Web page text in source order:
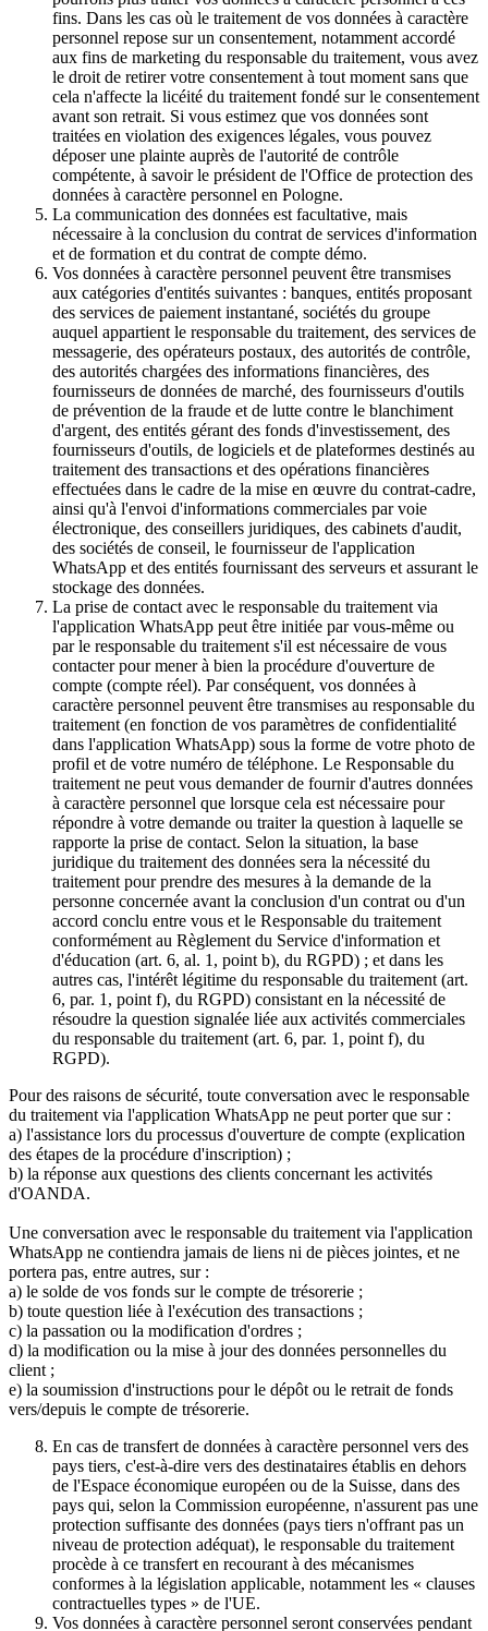
fins. Dans les cas où le traitement de vos données à caractère
personnel repose sur un consentement, notamment accordé
aux fins de marketing du responsable du traitement, vous avez
le droit de retirer votre consentement à tout moment sans que
cela n'affecte la licéité du traitement fondé sur le consentement
avant son retrait. Si vous estimez que vos données sont
traitées en violation des exigences légales, vous pouvez
déposer une plainte auprès de l'autorité de contrôle
compétente, à savoir le président de l'Office de protection des
données à caractère personnel en Pologne.
La communication des données est facultative, mais
nécessaire à la conclusion du contrat de services d'information
et de formation et du contrat de compte démo.
Vos données à caractère personnel peuvent être transmises
aux catégories d'entités suivantes : banques, entités proposant
des services de paiement instantané, sociétés du groupe
auquel appartient le responsable du traitement, des services de
messagerie, des opérateurs postaux, des autorités de contrôle,
des autorités chargées des informations financières, des
fournisseurs de données de marché, des fournisseurs d'outils
de prévention de la fraude et de lutte contre le blanchiment
d'argent, des entités gérant des fonds d'investissement, des
fournisseurs d'outils, de logiciels et de plateformes destinés au
traitement des transactions et des opérations financières
effectuées dans le cadre de la mise en œuvre du contrat-cadre,
ainsi qu'à l'envoi d'informations commerciales par voie
électronique, des conseillers juridiques, des cabinets d'audit,
des sociétés de conseil, le fournisseur de l'application
WhatsApp et des entités fournissant des serveurs et assurant le
stockage des données.
La prise de contact avec le responsable du traitement via
l'application WhatsApp peut être initiée par vous-même ou
par le responsable du traitement s'il est nécessaire de vous
contacter pour mener à bien la procédure d'ouverture de
compte (compte réel). Par conséquent, vos données à
caractère personnel peuvent être transmises au responsable du
traitement (en fonction de vos paramètres de confidentialité
dans l'application WhatsApp) sous la forme de votre photo de
profil et de votre numéro de téléphone. Le Responsable du
traitement ne peut vous demander de fournir d'autres données
à caractère personnel que lorsque cela est nécessaire pour
répondre à votre demande ou traiter la question à laquelle se
rapporte la prise de contact. Selon la situation, la base
juridique du traitement des données sera la nécessité du
traitement pour prendre des mesures à la demande de la
personne concernée avant la conclusion d'un contrat ou d'un
accord conclu entre vous et le Responsable du traitement
conformément au Règlement du Service d'information et
d'éducation (art. 6, al. 1, point b), du RGPD) ; et dans les
autres cas, l'intérêt légitime du responsable du traitement (art.
6, par. 1, point f), du RGPD) consistant en la nécessité de
résoudre la question signalée liée aux activités commerciales
du responsable du traitement (art. 6, par. 1, point f), du
RGPD).
Pour des raisons de sécurité, toute conversation avec le responsable
du traitement via l'application WhatsApp ne peut porter que sur :
a) l'assistance lors du processus d'ouverture de compte (explication
des étapes de la procédure d'inscription) ;
b) la réponse aux questions des clients concernant les activités
d'OANDA.
Une conversation avec le responsable du traitement via l'application
WhatsApp ne contiendra jamais de liens ni de pièces jointes, et ne
portera pas, entre autres, sur :
a) le solde de vos fonds sur le compte de trésorerie ;
b) toute question liée à l'exécution des transactions ;
c) la passation ou la modification d'ordres ;
d) la modification ou la mise à jour des données personnelles du
client ;
e) la soumission d'instructions pour le dépôt ou le retrait de fonds
vers/depuis le compte de trésorerie.
En cas de transfert de données à caractère personnel vers des
pays tiers, c'est-à-dire vers des destinataires établis en dehors
de l'Espace économique européen ou de la Suisse, dans des
pays qui, selon la Commission européenne, n'assurent pas une
protection suffisante des données (pays tiers n'offrant pas un
niveau de protection adéquat), le responsable du traitement
procède à ce transfert en recourant à des mécanismes
conformes à la législation applicable, notamment les « clauses
contractuelles types » de l'UE.
Vos données à caractère personnel seront conservées pendant